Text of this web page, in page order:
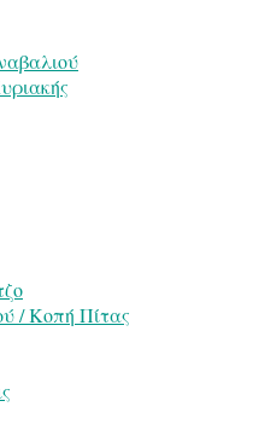
/ Κοπή Πίτας